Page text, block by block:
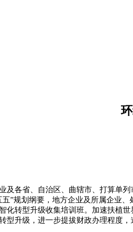
各省、自治区、曲辖市、打算单列
”规划纲要，地方企业及所属企业
化转型升级收集培训班。加速扶植
型升级，进一步提拔财政办理程度